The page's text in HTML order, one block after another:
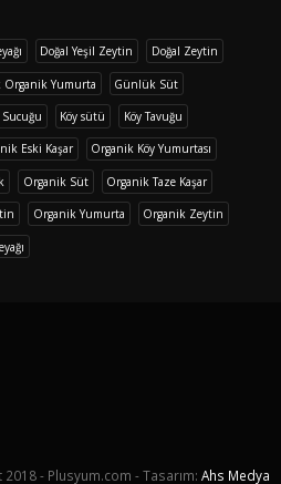
Doğal Yeşil Zeytin Doğal Zeytin
Yumurta Günlük Süt
Sucuğu Köy sütü Köy Tavuğu
Eski Kaşar Organik Köy Yumurtası
Organik Süt Organik Taze Kaşar
Organik Yumurta Organik Zeytin
- Plusyum.com - Tasarım: Ahs Medya